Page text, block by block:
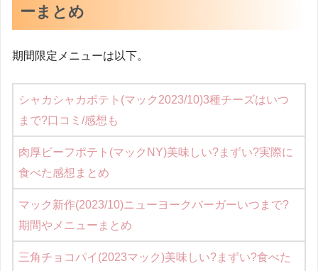
ーまとめ
期間限定メニューは以下。
シャカシャカポテト(マック2023/10)3種チーズはいつ
まで?口コミ/感想も
肉厚ビーフポテト(マックNY)美味しい?まずい?実際に
食べた感想まとめ
マック新作(2023/10)ニューヨークバーガーいつまで?
期間やメニューまとめ
三角チョコパイ(2023マック)美味しい?まずい?食べた